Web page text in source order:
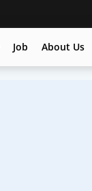
Job About Us